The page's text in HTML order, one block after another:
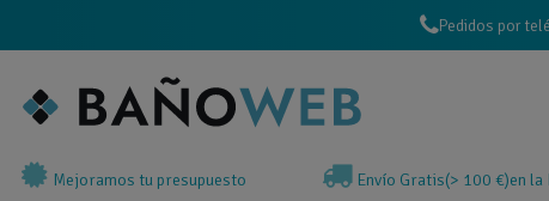
Pedidos por
Mejoramos tu presupuesto Envío Gratis(> 100 €)en la